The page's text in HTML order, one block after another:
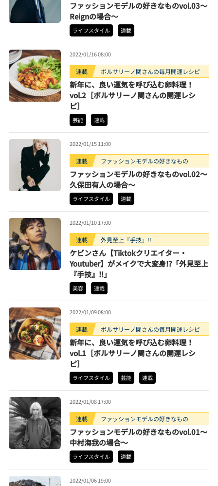
ファッションモデルの好きなものvol.03～
Reignの場合～
ライフスタイル 連載
2022/01/16 08:00
連載 ボルサリーノ関さんの毎月開運レシピ
新年に、良い運気を呼び込む卵料理！
vol.2［ボルサリーノ関さんの開運レシ
ピ］
芸能 連載
2022/01/15 11:00
連載 ファッションモデルの好きなもの
ファッションモデルの好きなものvol.02～
久保田有人の場合～
ライフスタイル 連載
2022/01/10 17:00
連載 外見至上『手技』!!
ケビンさん【Tiktokクリエイター・
Youtuber】がメイクで大変身!?「外見至上
『手技』!!」
美容 連載
2022/01/09 08:00
連載 ボルサリーノ関さんの毎月開運レシピ
新年に、良い運気を呼び込む卵料理！
vol.1［ボルサリーノ関さんの開運レシ
ピ］
ライフスタイル 芸能 連載
2022/01/08 17:00
連載 ファッションモデルの好きなもの
ファッションモデルの好きなものvol.01～
中村海我の場合～
ライフスタイル 連載
2022/01/06 19:00